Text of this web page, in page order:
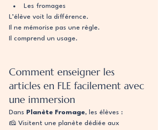
Les fromages
L’élève voit la différence.
Il ne mémorise pas une règle.
Il comprend un usage.
Comment enseigner les
articles en FLE facilement avec
une immersion
Dans Planète Fromage, les élèves :
🧀 Visitent une planète dédiée aux